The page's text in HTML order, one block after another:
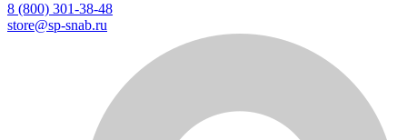
8 (800) 301-38-48
store@sp-snab.ru